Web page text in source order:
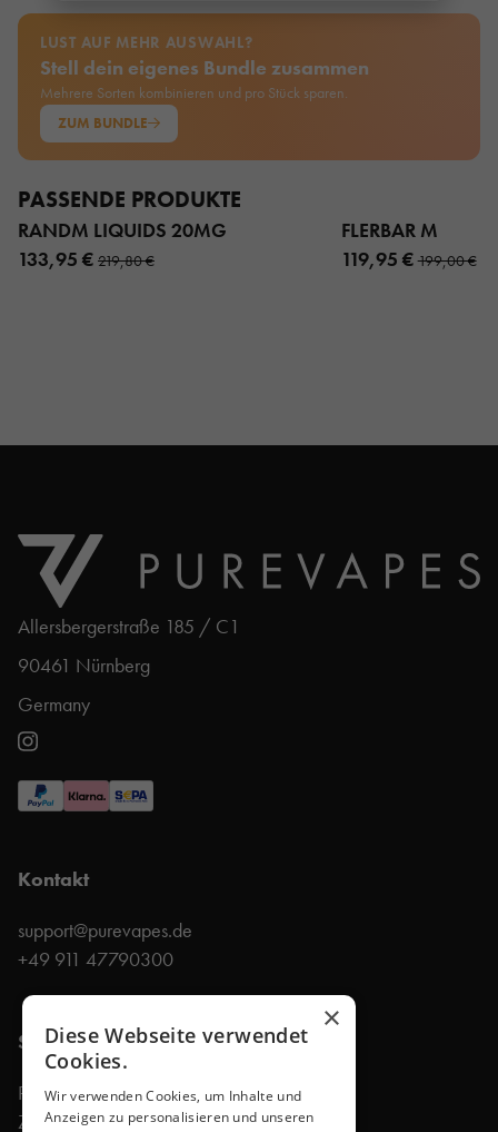
LUST AUF MEHR AUSWAHL?
Stell dein eigenes Bundle zusammen
Mehrere Sorten kombinieren und pro Stück sparen.
ZUM BUNDLE
PASSENDE PRODUKTE
RANDM LIQUIDS 20MG
133,95 € 219,80 €
FLERBAR M
119,95 €199,00 €
Allersbergerstraße 185 / C1
90461 Nürnberg
Germany
Kontakt
support@purevapes.de
+49 911 47790300
Shop
Produkte
Zubehör
×
Diese Webseite verwendet
Cookies.
Wir verwenden Cookies, um Inhalte und
Anzeigen zu personalisieren und unseren